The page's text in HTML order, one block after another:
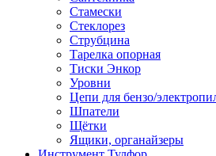
Стамески
Стеклорез
Струбцина
Тарелка опорная
Тиски Энкор
Уровни
Цепи для бензо/
Шпатели
Щётки
Ящики, органайзеры